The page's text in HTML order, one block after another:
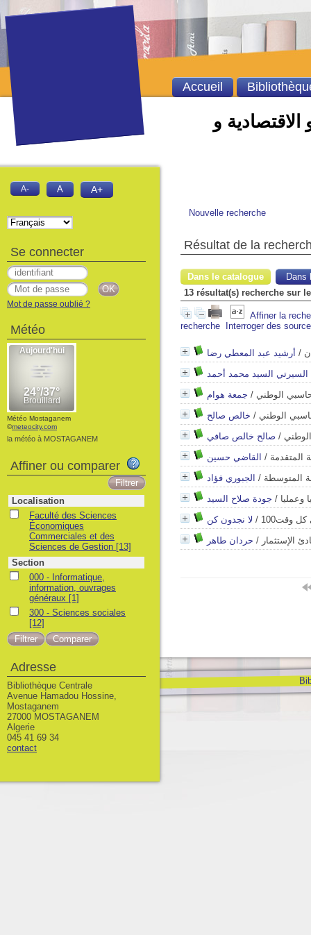
الاقتصادية و
Nouvelle recherche
Résultat de la
Dans le catalogue Dans
Affiner la
recherche
Interroger des
/ أرشيد عبد المعطي رضا
السيرتي السيد محمد أحمد
الوطني / جمعة هوام
الوطني / خالص صالح
/ صالح خالص صافي
المتقدمة / القاضي حسين
المتوسطة / الجبوري فؤاد
وعمليا / جودة صلاح السيد
وقت100
/ لا نجدون كن
الإستثمار / حردان طاهر
Accueil
A- A A+
Se connecter
Mot de passe oublié ?
Météo
Météo Mostaganem
©meteocity.com
la météo à MOSTAGANEM
Affiner ou comparer
Localisation
Faculté des Sciences
Économiques
Commerciales et des
Sciences de Gestion [13]
Section
000 - Informatique,
information, ouvrages
généraux [1]
300 - Sciences sociales
[12]
Adresse
Bibliothèque Centrale
Avenue Hamadou Hossine,
Mostaganem
27000 MOSTAGANEM
Algerie
045 41 69 34
contact